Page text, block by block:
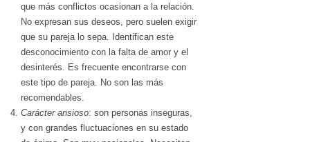
que más conflictos ocasionan a la relación.
No expresan sus deseos, pero suelen exigir
que su pareja lo sepa. Identifican este
desconocimiento con la falta de amor y el
desinterés. Es frecuente encontrarse con
este tipo de pareja. No son las más
recomendables.
Carácter ansioso: son personas inseguras,
y con grandes fluctuaciones en su estado